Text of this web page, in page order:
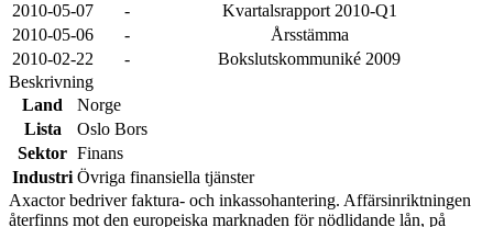
2010-05-07
-
Kvartalsrapport 2010-Q1
2010-05-06
-
Årsstämma
2010-02-22
-
Bokslutskommuniké 2009
Beskrivning
Land
Norge
Lista
Oslo Bors
Sektor Finans
Industri Övriga finansiella tjänster
Axactor bedriver faktura- och inkassohantering. Affärsinriktningen
återfinns mot den europeiska marknaden för nödlidande lån, på